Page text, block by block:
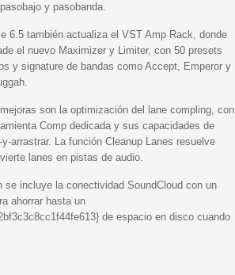
y pasobanda.
6.5 también actualiza el VST Amp Rack, donde
el nuevo Maximizer y Limiter, con 50 presets
y signature de bandas como Accept, Emperor y
son la optimización del lane compling, con
Comp dedicada y sus capacidades de
y-arrastrar. La función Cleanup Lanes resuelve
lanes en pistas de audio.
incluye la conectividad SoundCloud con un
ahorrar hasta un
de espacio en disco cuando